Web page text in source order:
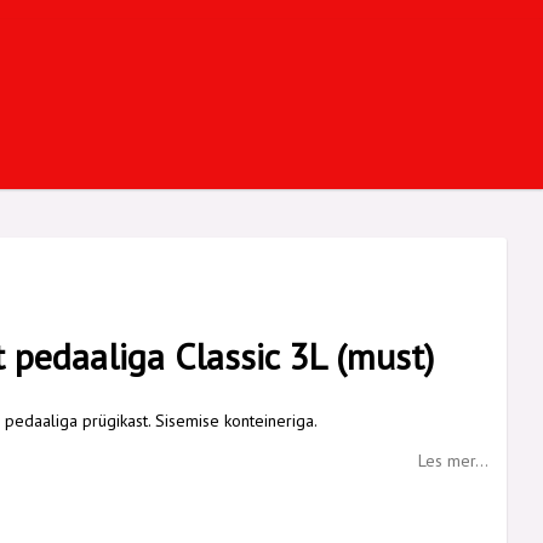
pedaaliga Classic 3L (must)
prügikast. Sisemise konteineriga.
Les mer...